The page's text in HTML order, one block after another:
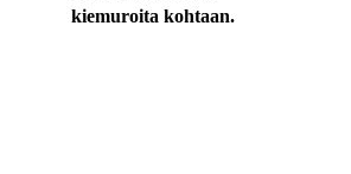
kiemuroita kohtaan.